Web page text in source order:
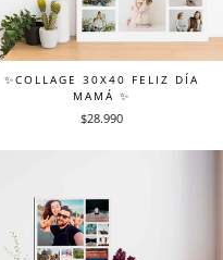
✨COLLAGE 30X40 FELIZ DÍA
MAMÁ ✨
$28.990